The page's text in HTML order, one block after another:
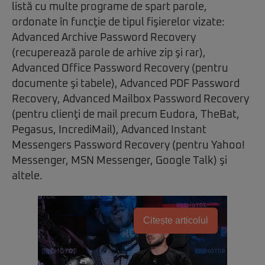
listă cu multe programe de spart parole,
ordonate în funcţie de tipul fişierelor vizate:
Advanced Archive Password Recovery
(recuperează parole de arhive zip şi rar),
Advanced Office Password Recovery (pentru
documente şi tabele), Advanced PDF Password
Recovery, Advanced Mailbox Password Recovery
(pentru clienţi de mail precum Eudora, TheBat,
Pegasus, IncrediMail), Advanced Instant
Messengers Password Recovery (pentru Yahoo!
Messenger, MSN Messenger, Google Talk) şi
altele.
Citește articolul